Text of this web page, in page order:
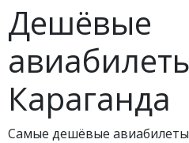
Дешёвые
Караганда
Самые дешёвые